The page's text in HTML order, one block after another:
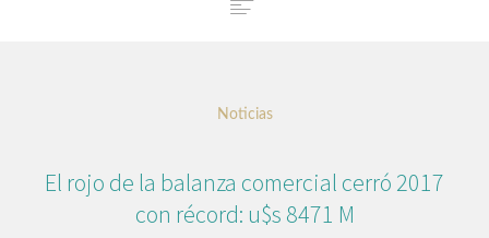
Noticias
Noticias
El rojo de la balanza comercial cerró 2017
con récord: u$s 8471 M